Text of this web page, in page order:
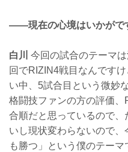
——現在の心境はいかがで
白川
今回の試合のテーマ
回でRIZIN4戦目なんです
い中、5試合目という微妙
格闘技ファンの方の評価
合順だと思っているので
いし現状変わらないので
も勝つ」という僕のテー